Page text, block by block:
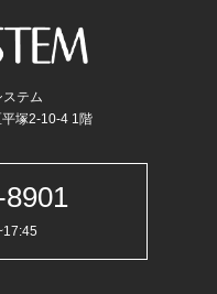
テム
塚2-10-4 1階